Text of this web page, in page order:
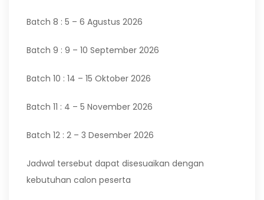
Batch 8 : 5 – 6 Agustus 2026
Batch 9 : 9 – 10 September 2026
Batch 10 : 14 – 15 Oktober 2026
Batch 11 : 4 – 5 November 2026
Batch 12 : 2 – 3 Desember 2026
Jadwal tersebut dapat disesuaikan dengan
kebutuhan calon peserta